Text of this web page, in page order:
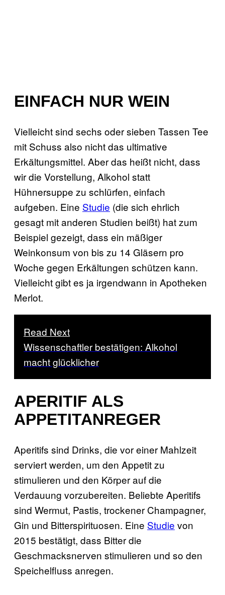
EINFACH NUR WEIN
Vielleicht sind sechs oder sieben Tassen Tee
mit Schuss also nicht das ultimative
Erkältungsmittel. Aber das heißt nicht, dass
wir die Vorstellung, Alkohol statt
Hühnersuppe zu schlürfen, einfach
aufgeben. Eine Studie (die sich ehrlich
gesagt mit anderen Studien beißt) hat zum
Beispiel gezeigt, dass ein mäßiger
Weinkonsum von bis zu 14 Gläsern pro
Woche gegen Erkältungen schützen kann.
Vielleicht gibt es ja irgendwann in Apotheken
Merlot.
Read Next
Wissenschaftler bestätigen: Alkohol
macht glücklicher
APERITIF ALS
APPETITANREGER
Aperitifs sind Drinks, die vor einer Mahlzeit
serviert werden, um den Appetit zu
stimulieren und den Körper auf die
Verdauung vorzubereiten. Beliebte Aperitifs
sind Wermut, Pastis, trockener Champagner,
Gin und Bitterspirituosen. Eine Studie von
2015 bestätigt, dass Bitter die
Geschmacksnerven stimulieren und so den
Speichelfluss anregen.